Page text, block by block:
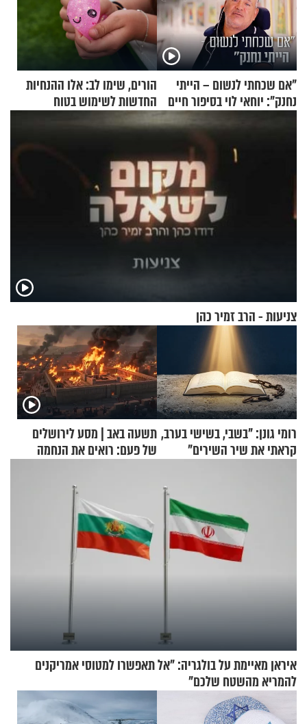
"אם שכחתי לנשום – הייתי
נחנק": יוחאי לוי בסיפור חיים
הורים, שימו לב: אלו ההנחיות
החדשות לשימוש בטוח
בסקווישי לאחר מקרי אשפוז
צניעות - הרב זמיר כהן
רומי גונן: "בשבי, בשישי בערב,
קראתי את שיר השירים"
תשעה באב | מסע לירושלים
של פעם: רואים את הנחמה
איראן מאיימת על בולגריה: "אל תאפשרו למטוסי אמריקנים
להמריא מהשטח שלכם"